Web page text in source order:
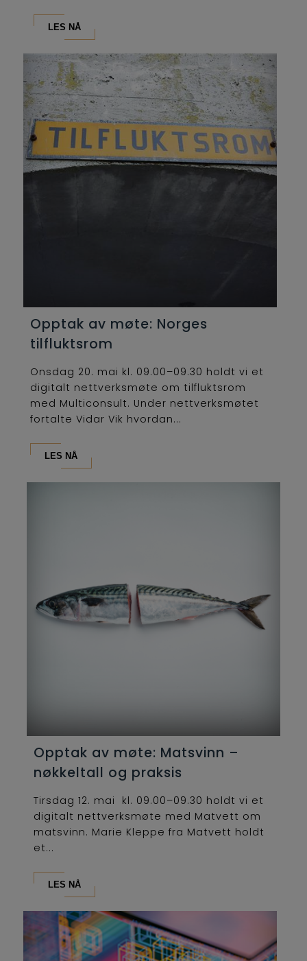
LES NÅ
Opptak av møte: Norges
tilfluktsrom
Onsdag 20. mai kl. 09.00–09.30 holdt vi et
digitalt nettverksmøte om tilfluktsrom
med Multiconsult. Under nettverksmøtet
fortalte Vidar Vik hvordan...
LES NÅ
Opptak av møte: Matsvinn –
nøkkeltall og praksis
Tirsdag 12. mai kl. 09.00–09.30 holdt vi et
digitalt nettverksmøte med Matvett om
matsvinn. Marie Kleppe fra Matvett holdt
et...
LES NÅ